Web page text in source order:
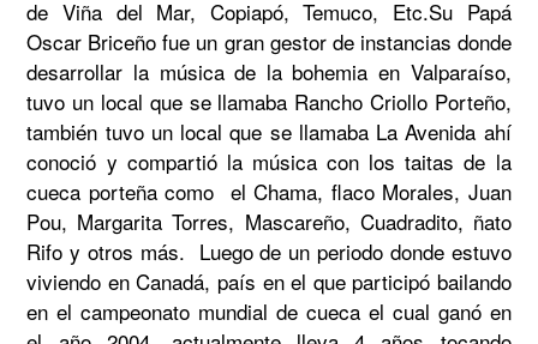
de Viña del Mar, Copiapó, Temuco, Etc.Su Papá
Oscar Briceño fue un gran gestor de instancias donde
desarrollar la música de la bohemia en Valparaíso,
tuvo un local que se llamaba Rancho Criollo Porteño,
también tuvo un local que se llamaba La Avenida ahí
conoció y compartió la música con los taitas de la
cueca porteña como  el Chama, flaco Morales, Juan
Pou, Margarita Torres, Mascareño, Cuadradito, ñato
Rifo y otros más.  Luego de un periodo donde estuvo
viviendo en Canadá, país en el que participó bailando
en el campeonato mundial de cueca el cual ganó en